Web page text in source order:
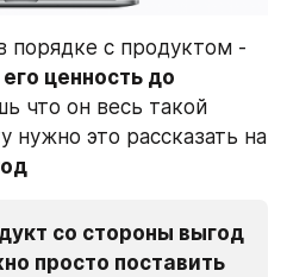
порядке с продуктом -
ценность до
нужно это рассказать на
со стороны выгод
просто поставить